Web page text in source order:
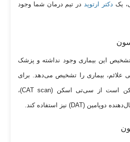
یک دکتر ارتوپددر تیم درمان شما وجود
این بیماری وجود نداشته و پزشک
علائم، بیماری را تشخیص می‌دهد. برای
تشخیص بهتر، پزشک ممکن است از سی‌تی اسکن (CAT scan)،